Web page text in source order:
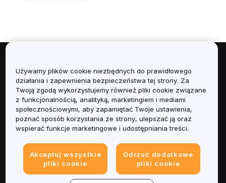
Informacje
Usługi
Obsługa Klienta
Informacje prawne
Używamy plików cookie niezbędnych do prawidłowego
działania i zapewnienia bezpieczeństwa tej strony. Za
Twoją zgodą wykorzystujemy również pliki cookie związane
z funkcjonalnością, analityką, marketingiem i mediami
społecznościowymi, aby zapamiętać Twoje ustawienia,
poznać sposób korzystania ze strony, ulepszać ją oraz
wspierać funkcje marketingowe i udostępniania treści.
Akceptuj wszystkie
pliki cookie
Odrzuć dodatkowe
pliki cookie